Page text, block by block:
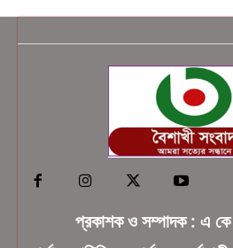
প্রকাশক ও সম্পাদক : এ